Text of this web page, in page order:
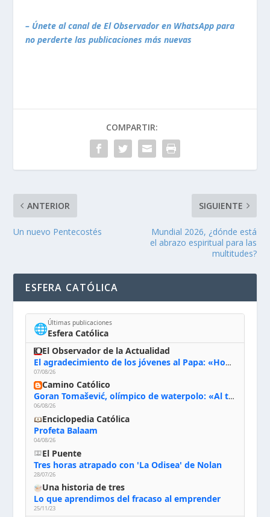
– Únete al canal de El Observador en WhatsApp para
no perderte las publicaciones más nuevas
COMPARTIR:
ANTERIOR
Un nuevo Pentecostés
SIGUIENTE
Mundial 2026, ¿dónde está
el abrazo espiritual para las
multitudes?
ESFERA CATÓLICA
🌐Últimas publicaciones
Esfera Católica
El Observador de la Actualidad
El agradecimiento de los jóvenes al Papa: «Hoy nos sentimos Iglesia»
07/08/26
Camino Católico
Goran Tomašević, olímpico de waterpolo: «Al terminar el Camino de Santiago entregué mi vida a Cristo; hablé con Dios y le dije: ‘Estoy listo; estoy a tu servicio. Puedo llevar lo que sea necesario para ti’»
06/08/26
Enciclopedia Católica
Profeta Balaam
04/08/26
El Puente
Tres horas atrapado con 'La Odisea' de Nolan
28/07/26
Una historia de tres
Lo que aprendimos del fracaso al emprender
25/11/23